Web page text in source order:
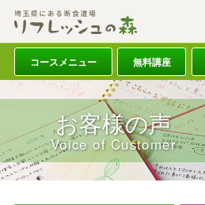
コースメニュー 無料講座
お客様の声
Voice of Customer